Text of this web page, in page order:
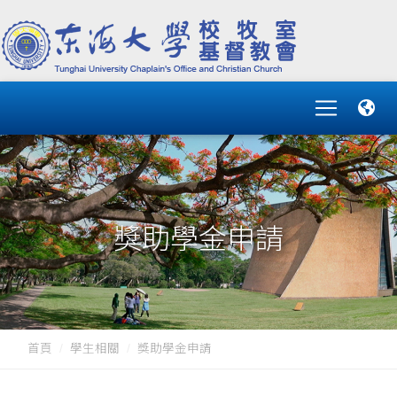
獎助學金申請
首頁 學生相關 獎助學金申請